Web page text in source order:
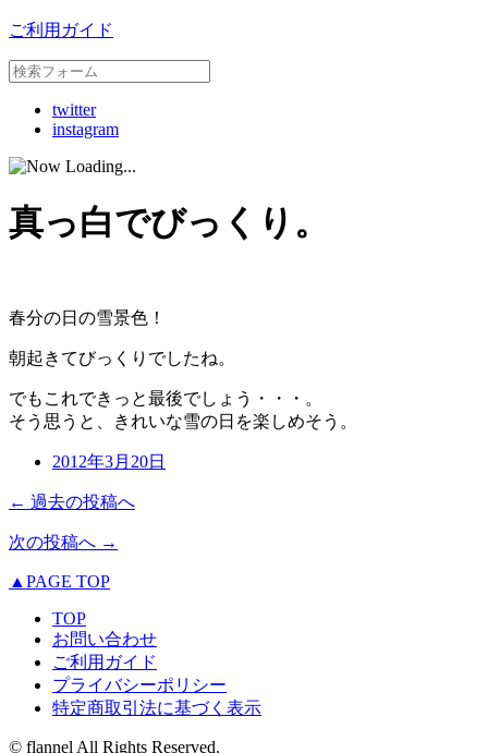
ご利用ガイド
twitter
instagram
真っ白でびっくり。
春分の日の雪景色！
朝起きてびっくりでしたね。
でもこれできっと最後でしょう・・・。
そう思うと、きれいな雪の日を楽しめそう。
2012年3月20日
← 過去の投稿へ
次の投稿へ →
▲PAGE TOP
TOP
お問い合わせ
ご利用ガイド
プライバシーポリシー
特定商取引法に基づく表示
© flannel All Rights Reserved.